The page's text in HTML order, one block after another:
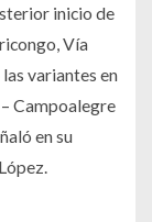
inicio de
Vía
variantes en
Campoalegre
en su